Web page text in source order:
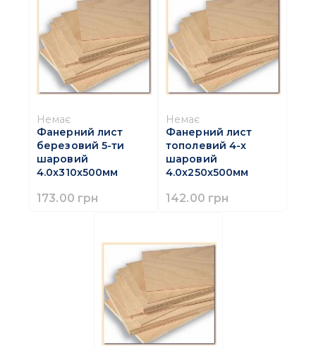
Немає
Фанерний лист
березовий 5-ти
шаровий
4.0x310x500мм
173.00 грн
Немає
Фанерний лист
тополевий 4-х
шаровий
4.0x250x500мм
142.00 грн